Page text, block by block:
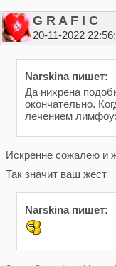
G R A F I C
20-11-2022
Narskina пишет:
Да нихрена
окончательно.
лечением
Искренне сожалею и
Так значит ваш жест
Narskina пишет: